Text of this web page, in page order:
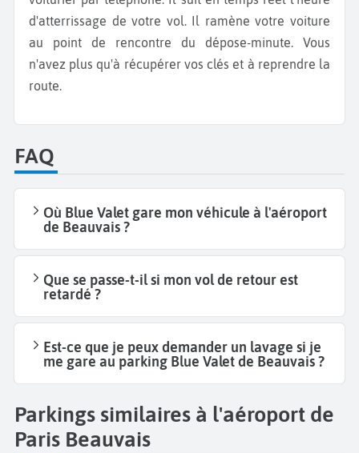
d'atterrissage de votre vol. Il ramène votre voiture
au point de rencontre du dépose-minute. Vous
n'avez plus qu'à récupérer vos clés et à reprendre la
route.
FAQ
Où Blue Valet gare mon véhicule à l'aéroport
de Beauvais ?
Que se passe-t-il si mon vol de retour est
retardé ?
Est-ce que je peux demander un lavage si je
me gare au parking Blue Valet de Beauvais ?
Parkings similaires à l'aéroport de
Paris Beauvais